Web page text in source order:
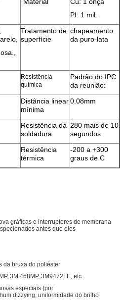
PI: 1 mil.
Tratamento de
superfície
chapeamento
da puro-lata
Resistência
química
Padrão do IPC
da reunião:
Distância linear
mínima
0.08mm
Resistência da
soldadura
280 mais de 10
segundos
Resistência
térmica
-200 a +300
graus de C
gráficas e interruptores de membrana
antes que eles
da bruxa do poliéster
3M 468MP, 3M9472LE, etc.
especiais (por
dizzying, uniformidade do brilho